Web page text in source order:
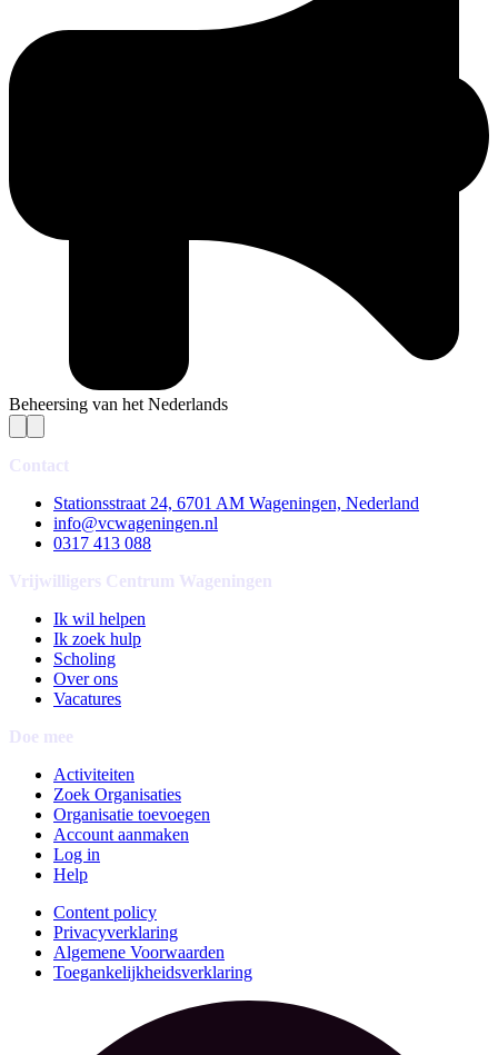
Beheersing van het Nederlands
Contact
Stationsstraat 24, 6701 AM Wageningen, Nederland
info@vcwageningen.nl
0317 413 088
Vrijwilligers Centrum Wageningen
Ik wil helpen
Ik zoek hulp
Scholing
Over ons
Vacatures
Doe mee
Activiteiten
Zoek Organisaties
Organisatie toevoegen
Account aanmaken
Log in
Help
Content policy
Privacyverklaring
Algemene Voorwaarden
Toegankelijkheidsverklaring